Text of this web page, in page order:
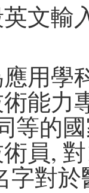
文輸
應用
能力
等的
員,
字對